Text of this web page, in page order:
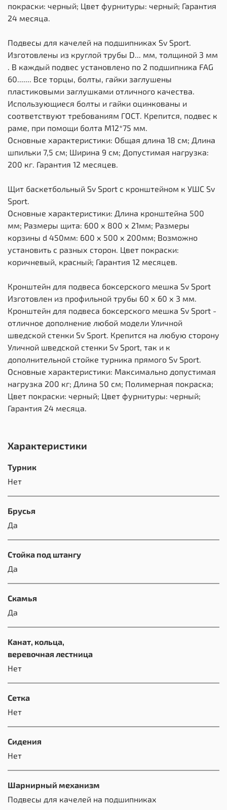
покраски: черный; Цвет фурнитуры: черный; Гарантия
24 месяца.
Подвесы для качелей на подшипниках Sv Sport.
Изготовлены из круглой трубы D... мм, толщиной 3 мм
. В каждый подвес установлено по 2 подшипника FAG
60....... Все торцы, болты, гайки заглушены
пластиковыми заглушками отличного качества.
Использующиеся болты и гайки оцинкованы и
соответствуют требованиям ГОСТ. Крепится, подвес к
раме, при помощи болта М12*75 мм.
Основные характеристики: Общая длина 18 см; Длина
шпильки 7,5 см; Ширина 9 см; Допустимая нагрузка:
200 кг. Гарантия 12 месяцев.
Щит баскетбольный Sv Sport c кронштейном к УШС Sv
Sport.
Основные характеристики: Длина кронштейна 500
мм; Размеры щита: 600 х 800 х 21мм; Размеры
корзины d 450мм: 600 х 500 х 200мм; Возможно
установить с разных сторон. Цвет покраски:
коричневый, красный; Гарантия 12 месяцев.
Кронштейн для подвеса боксерского мешка Sv Sport
Изготовлен из профильной трубы 60 х 60 х 3 мм.
Кронштейн для подвеса боксерского мешка Sv Sport -
отличное дополнение любой модели Уличной
шведской стенки Sv Sport. Крепится на любую сторону
Уличной шведской стенки Sv Sport, так и к
дополнительной стойке турника прямого Sv Sport.
Основные характеристики: Максимально допустимая
нагрузка 200 кг; Длина 50 см; Полимерная покраска;
Цвет покраски: черный; Цвет фурнитуры: черный;
Гарантия 24 месяца.
Характеристики
Турник
Нет
Брусья
Да
Стойка под штангу
Да
Скамья
Да
Kанат, кольца,
веревочная лестница
Нет
Сетка
Нет
Сидения
Нет
Шарнирный механизм
Подвесы для качелей на подшипниках